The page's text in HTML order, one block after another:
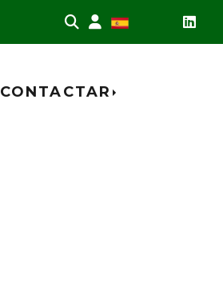
Identifícate
CONTACTAR